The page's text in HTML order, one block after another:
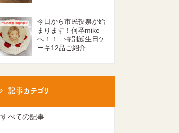
今日から市民投票が始
まります！何卒mike
へ！！ 特別誕生日ケ
ーキ12品ご紹介...
記事カテゴリ
すべての記事